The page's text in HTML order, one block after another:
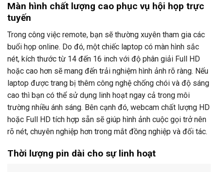
Màn hình chất lượng cao phục vụ hội họp trực
tuyến
Trong công việc remote, bạn sẽ thường xuyên tham gia các
buổi họp online. Do đó, một chiếc laptop có màn hình sắc
nét, kích thước từ 14 đến 16 inch với độ phân giải Full HD
hoặc cao hơn sẽ mang đến trải nghiệm hình ảnh rõ ràng. Nếu
laptop được trang bị thêm công nghệ chống chói và độ sáng
cao thì bạn có thể sử dụng linh hoạt ngay cả trong môi
trường nhiều ánh sáng. Bên cạnh đó, webcam chất lượng HD
hoặc Full HD tích hợp sẵn sẽ giúp hình ảnh cuộc gọi trở nên
rõ nét, chuyên nghiệp hơn trong mắt đồng nghiệp và đối tác.
Thời lượng pin dài cho sự linh hoạt